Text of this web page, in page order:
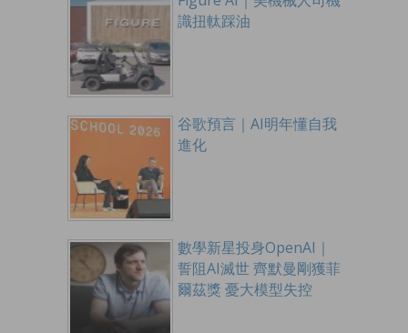
識扭軚踩油
谷歌預言｜AI明年懂自我
進化
數學新星投身OpenAI｜
誓阻AI滅世 齊默曼剛獲菲
爾茲獎 憂大模型失控